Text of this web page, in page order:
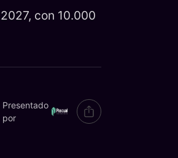
con 10.000
Presentado
por